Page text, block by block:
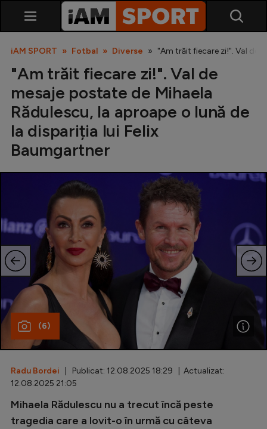
SuperLiga
Liga 2
Cupa României
Echipa Națională
U21
Fotbal feminin
Special
Diverse
Inedit
Champions League
iAM SPORT Fotbal Diverse "Am trăit fiecare zi!". Val de
"Am trăit fiecare zi!". Val de
mesaje postate de Mihaela
Rădulescu, la aproape o lună de
la dispariția lui Felix
Baumgartner
(6)
Radu Bordei | Publicat: 12.08.2025 18:29 | Actualizat:
12.08.2025 21:05
Mihaela Rădulescu nu a trecut încă peste
tragedia care a lovit-o în urmă cu câteva